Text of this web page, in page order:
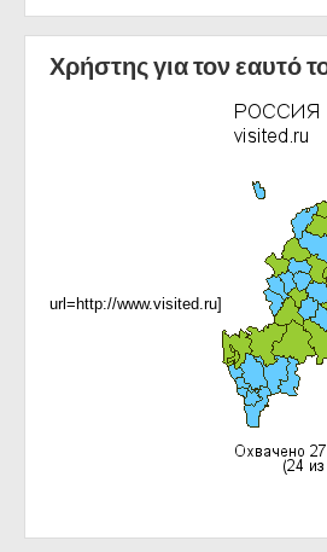
Χρήστης για τον εαυτό
url=http://www.visited.ru]